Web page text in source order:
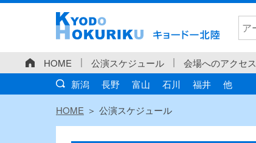
HOME 公演スケジュール 会場へのアクセス
新潟
長野 富山 石川 福井 他
HOME 公演スケジュール